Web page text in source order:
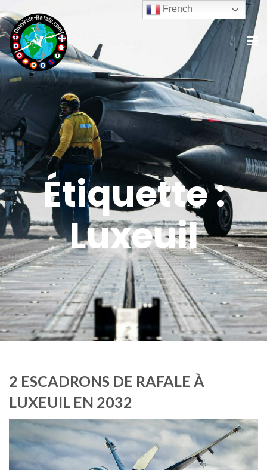
Étiquette :
Luxeuil
2 ESCADRONS DE RAFALE À
LUXEUIL EN 2032
French